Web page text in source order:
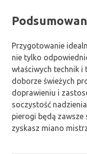
Przygotowanie
nie tylko
właściwych technik
doborze świeżych
doprawieniu i
soczystość
pierogi będą zawsze
zyskasz miano